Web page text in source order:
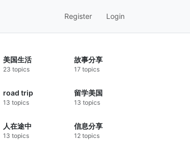
Register Login
美国生活
23 topics
故事分享
17 topics
road trip
13 topics
留学美国
13 topics
人在途中
13 topics
信息分享
12 topics